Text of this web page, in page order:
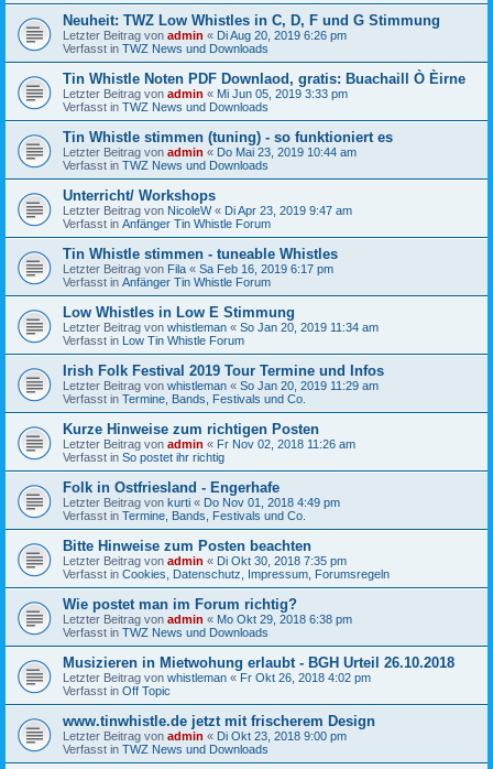
Neuheit: TWZ Low Whistles in C, D, F und G Stimmung
Letzter Beitrag von admin « Di Aug 20, 2019 6:26 pm
Verfasst in TWZ News und Downloads
Tin Whistle Noten PDF Downlaod, gratis: Buachaill Ò Èirne
Letzter Beitrag von admin « Mi Jun 05, 2019 3:33 pm
Verfasst in TWZ News und Downloads
Tin Whistle stimmen (tuning) - so funktioniert es
Letzter Beitrag von admin « Do Mai 23, 2019 10:44 am
Verfasst in TWZ News und Downloads
Unterricht/ Workshops
Letzter Beitrag von NicoleW« Di Apr 23, 2019 9:47 am
Verfasst in Anfänger Tin Whistle Forum
Tin Whistle stimmen - tuneable Whistles
Letzter Beitrag von Fila « Sa Feb 16, 2019 6:17 pm
Verfasst in Anfänger Tin Whistle Forum
Low Whistles in Low E Stimmung
Letzter Beitrag von whistleman « So Jan 20, 2019 11:34 am
Verfasst in Low Tin Whistle Forum
Irish Folk Festival 2019 Tour Termine und Infos
Letzter Beitrag von whistleman « So Jan 20, 2019 11:29 am
Verfasst in Termine, Bands, Festivals und Co.
Kurze Hinweise zum richtigen Posten
Letzter Beitrag von admin « Fr Nov 02, 2018 11:26 am
Verfasst in So postet ihr richtig
Folk in Ostfriesland - Engerhafe
Letzter Beitrag von kurti « Do Nov 01, 2018 4:49 pm
Verfasst in Termine, Bands, Festivals und Co.
Bitte Hinweise zum Posten beachten
Letzter Beitrag von admin « Di Okt 30, 2018 7:35 pm
Verfasst in Cookies, Datenschutz, Impressum, Forumsregeln
Wie postet man im Forum richtig?
Letzter Beitrag von admin « Mo Okt 29, 2018 6:38 pm
Verfasst in TWZ News und Downloads
Musizieren in Mietwohung erlaubt - BGH Urteil 26.10.2018
Letzter Beitrag von whistleman « Fr Okt 26, 2018 4:02 pm
Verfasst in Off Topic
www.tinwhistle.de jetzt mit frischerem Design
Letzter Beitrag von admin « Di Okt 23, 2018 9:00 pm
Verfasst in TWZ News und Downloads